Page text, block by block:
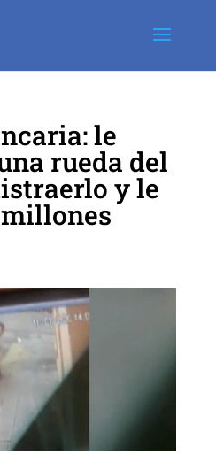
le
rueda del
y le